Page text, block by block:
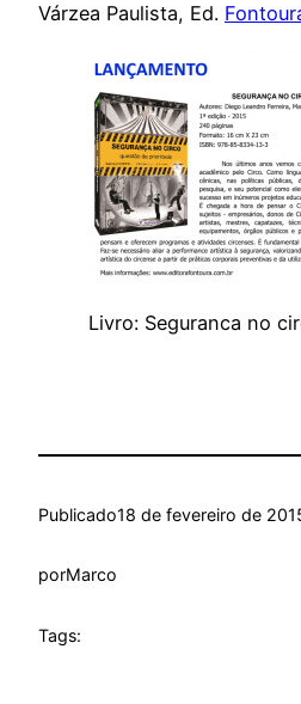
Várzea Paulista, Ed.
Livro: Seguranca no
Publicado18 de fevereiro de
porMarco
Tags: